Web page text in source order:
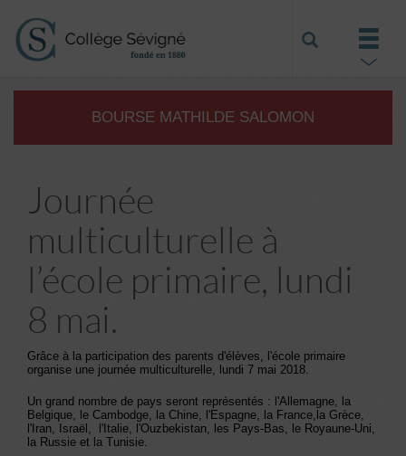
BOURSE MATHILDE SALOMON
Journée
multiculturelle à
l’école primaire, lundi
8 mai.
Grâce à la participation des parents d'élèves, l'école primaire
organise une journée multiculturelle, lundi 7 mai 2018.
Un grand nombre de pays seront représentés : l'Allemagne, la
Belgique, le Cambodge, la Chine, l'Espagne, la France,la Grèce,
l'Iran, Israël, l'Italie, l'Ouzbekistan, les Pays-Bas, le Royaune-Uni,
la Russie et la Tunisie.